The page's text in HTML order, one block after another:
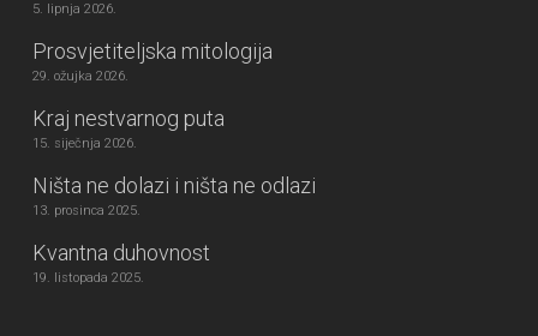
5. lipnja 2026.
Prosvjetiteljska mitologija
29. ožujka 2026.
Kraj nestvarnog puta
15. siječnja 2026.
Ništa ne dolazi i ništa ne odlazi
13. prosinca 2025.
Kvantna duhovnost
19. listopada 2025.